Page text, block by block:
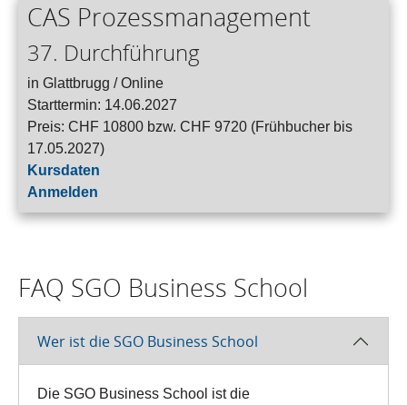
CAS Prozessmanagement
37. Durchführung
in Glattbrugg / Online
Starttermin: 14.06.2027
Preis: CHF 10800 bzw. CHF 9720 (Frühbucher bis
17.05.2027)
Kursdaten
Anmelden
FAQ SGO Business School
Wer ist die SGO Business School
Die SGO Business School ist die